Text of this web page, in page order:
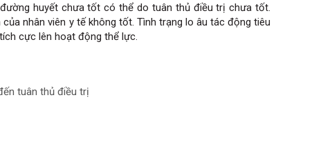
huyết chưa tốt có thể do tuân thủ điều trị chưa tốt.
nhân viên y tế không tốt. Tình trạng lo âu tác động tiêu
cực lên hoạt động thể lực.
tuân thủ điều trị